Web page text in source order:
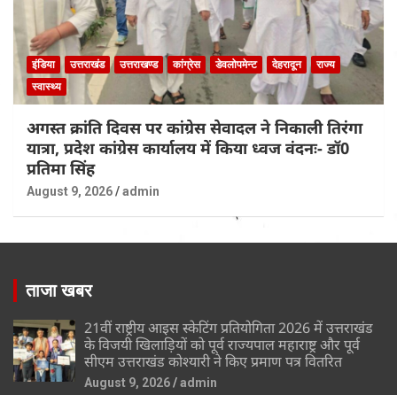
इंडिया उत्तराखंड उत्तराखण्ड कांग्रेस डेवलोपमेन्ट देहरादून
राज्य
स्वास्थ्य
अगस्त क्रांति दिवस पर कांग्रेस सेवादल ने निकाली तिरंगा
यात्रा, प्रदेश कांग्रेस कार्यालय में किया ध्वज वंदनः- डॉ0
प्रतिमा सिंह
August 9, 2026 admin
ताजा खबर
21वीं राष्ट्रीय आइस स्केटिंग प्रतियोगिता 2026 में उत्तराखंड
के विजयी खिलाड़ियों को पूर्व राज्यपाल महाराष्ट्र और पूर्व
सीएम उत्तराखंड कोश्यारी ने किए प्रमाण पत्र वितरित
August 9, 2026 admin